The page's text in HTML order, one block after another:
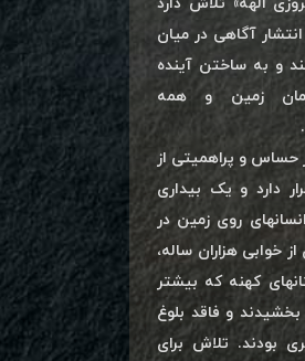
آگاهی در میان
و به ساختن آینده
زمین و همه
حساس و پراهمیتی از
دارد و یک بیداری
روی زمین در
خوابی هزاران ساله،
کهنه که بیشتر
و فاقد بلوغ
بودند. تلاش برای